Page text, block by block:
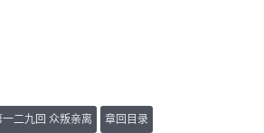
二九回 众叛亲离 章回目录